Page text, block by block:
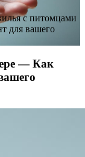
с питомцами
для вашего
— Как